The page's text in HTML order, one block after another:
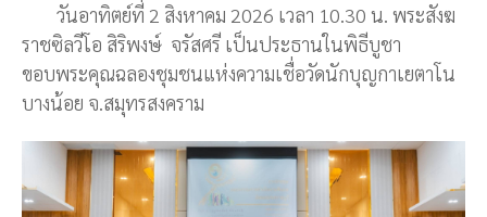
วันอาทิตย์ที่ 2 สิงหาคม 2026 เวลา 10.30 น. พระสังฆ
ราชซิลวีโอ สิริพงษ์ จรัสศรี เป็นประธานในพิธีบูชา
ขอบพระคุณฉลองชุมชนแห่งความเชื่อวัดนักบุญกาเยตาโน
บางน้อย จ.สมุทรสงคราม